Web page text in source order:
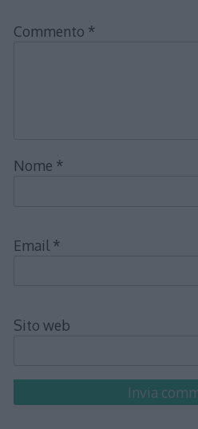
Commento *
Nome *
Email *
Sito web